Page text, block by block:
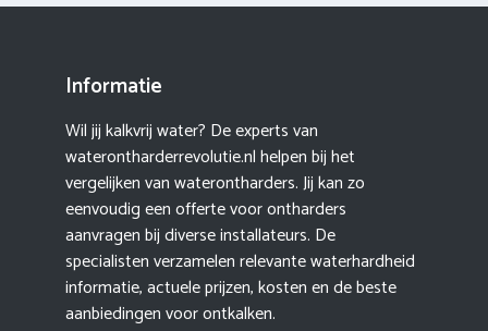
Informatie
Wil jij kalkvrij water? De experts van
waterontharderrevolutie.nl helpen bij het
vergelijken van waterontharders. Jij kan zo
eenvoudig een offerte voor ontharders
aanvragen bij diverse installateurs. De
specialisten verzamelen relevante waterhardheid
informatie, actuele prijzen, kosten en de beste
aanbiedingen voor ontkalken.